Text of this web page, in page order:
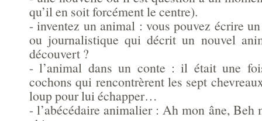
qu’il en soit forcément le centre).
- inventez un animal : vous pouvez écrire
ou journalistique qui décrit un nouvel
découvert ?
- l’animal dans un conte : il était une
cochons qui rencontrèrent les sept
loup pour lui échapper…
- l’abécédaire animalier : Ah mon âne, Beh